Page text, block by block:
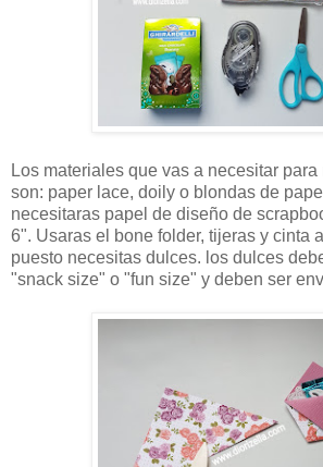
Los materiales que vas a necesitar
son: paper lace, doily o blondas de
necesitaras papel de diseño de
6". Usaras el bone folder, tijeras y cinta
puesto necesitas dulces. los dulces
"snack size" o "fun size" y deben ser